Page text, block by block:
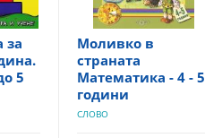
за
5
Моливко в
страната
Математика - 4 - 5
години
СЛОВО